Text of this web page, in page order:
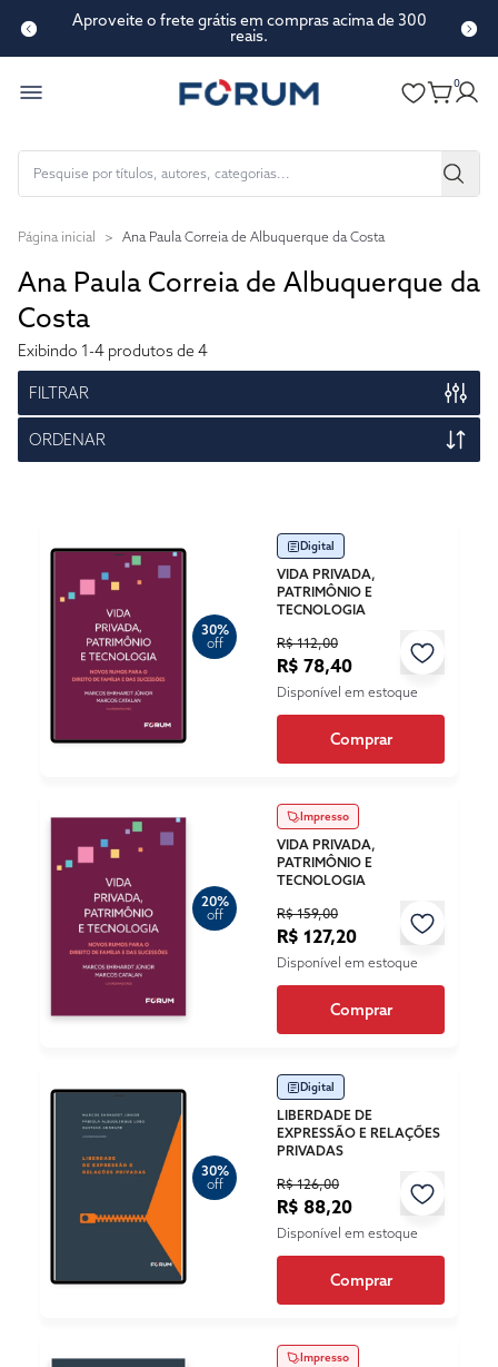
Aproveite o frete grátis em compras acima de 300
reais.
0
Página inicial > Ana Paula Correia de Albuquerque da Costa
Ana Paula Correia de Albuquerque da
Costa
Exibindo 1-4 produtos de 4
FILTRAR
ORDENAR
30%
off
Digital
VIDA PRIVADA,
PATRIMÔNIO E
TECNOLOGIA
R$ 112,00
R$ 78,40
Disponível em estoque
Comprar
20%
off
Impresso
VIDA PRIVADA,
PATRIMÔNIO E
TECNOLOGIA
R$ 159,00
R$ 127,20
Disponível em estoque
Comprar
30%
off
Digital
LIBERDADE DE
EXPRESSÃO E RELAÇÕES
PRIVADAS
R$ 126,00
R$ 88,20
Disponível em estoque
Comprar
Impresso